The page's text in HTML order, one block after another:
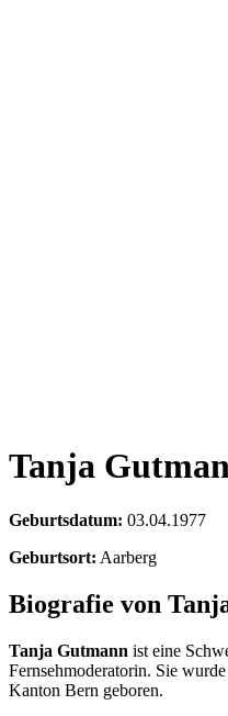
Tanja
Geburtsdatum: 03.04.1977
Geburtsort: Aarberg
Biografie von
Tanja Gutmann ist eine
Fernsehmoderatorin. Sie
Kanton Bern geboren.